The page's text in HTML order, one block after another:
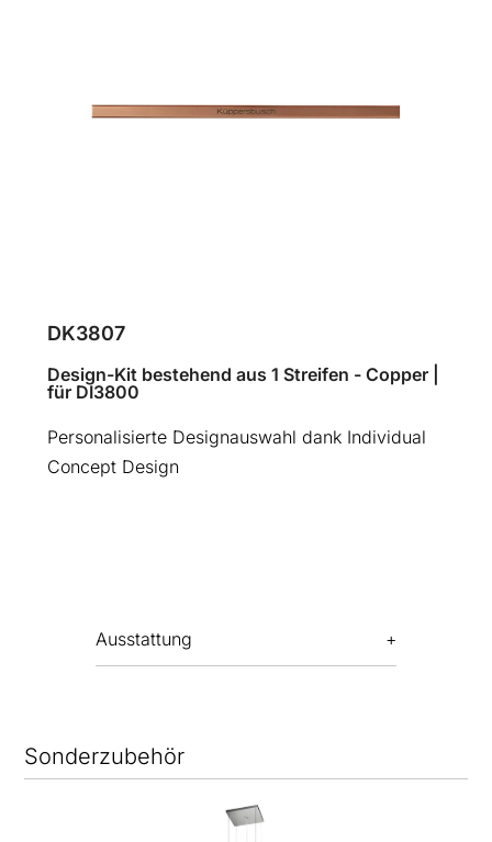
DK3807
Design-Kit bestehend aus 1 Streifen - Copper |
für DI3800
Personalisierte Designauswahl dank Individual
Concept Design
Ausstattung
Sonderzubehör